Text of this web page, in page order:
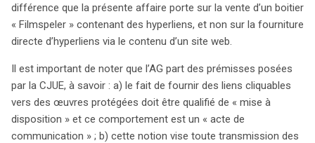
différence que la présente affaire porte sur la vente d’un boitier
« Filmspeler » contenant des hyperliens, et non sur la fourniture
directe d’hyperliens via le contenu d’un site web.
Il est important de noter que l’AG part des prémisses posées
par la CJUE, à savoir : a) le fait de fournir des liens cliquables
vers des œuvres protégées doit être qualifié de « mise à
disposition » et ce comportement est un « acte de
communication » ; b) cette notion vise toute transmission des